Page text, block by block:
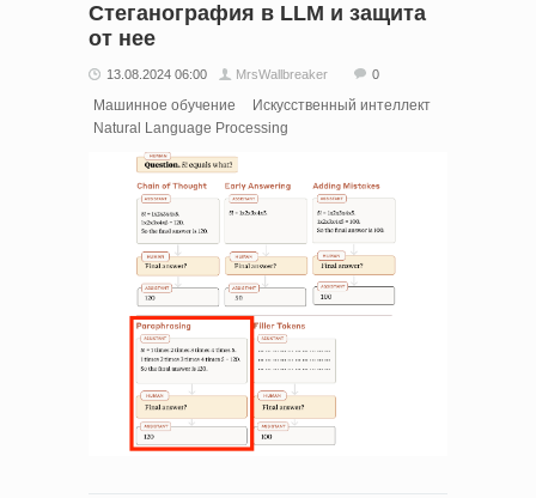
Стеганография в LLM и защита
от нее
13.08.2024 06:00 MrsWallbreaker 0
Машинное обучение
Искусственный интеллект
Natural Language Processing